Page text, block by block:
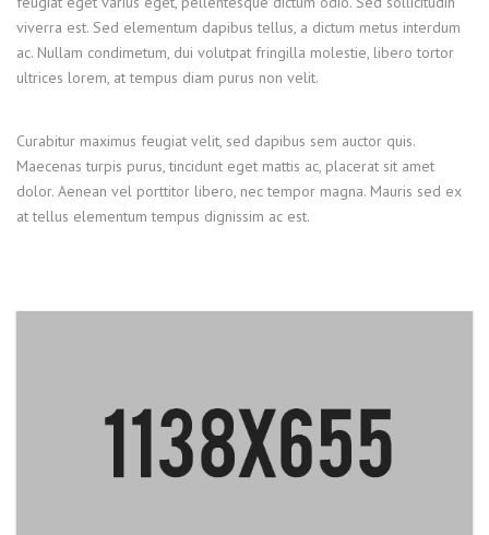
viverra est. Sed elementum dapibus tellus, a dictum metus interdum
ac. Nullam condimetum, dui volutpat fringilla molestie, libero tortor
ultrices lorem, at tempus diam purus non velit.
Curabitur maximus feugiat velit, sed dapibus sem auctor quis.
Maecenas turpis purus, tincidunt eget mattis ac, placerat sit amet
dolor. Aenean vel porttitor libero, nec tempor magna. Mauris sed ex
at tellus elementum tempus dignissim ac est.